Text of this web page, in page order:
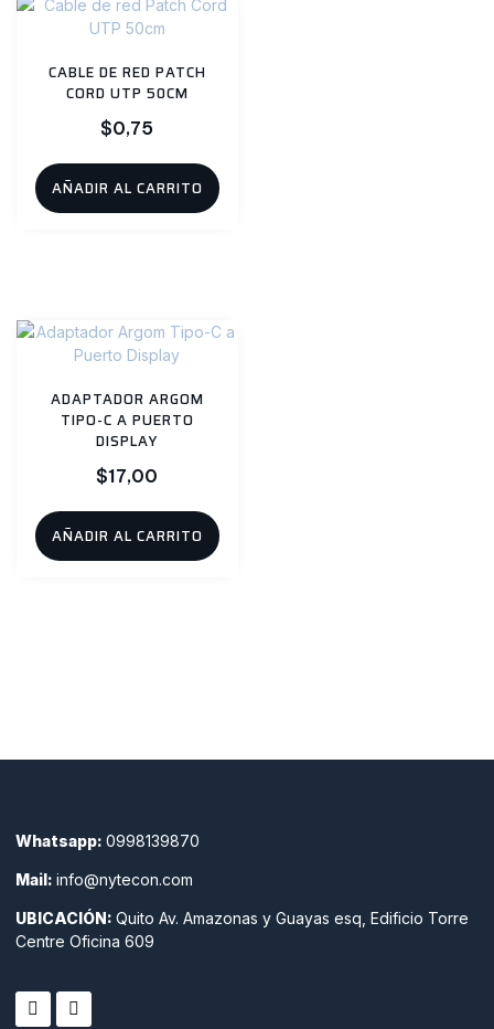
CABLE DE RED PATCH
CORD UTP 50CM
$0,75
AÑADIR AL CARRITO
ADAPTADOR ARGOM
TIPO-C A PUERTO
DISPLAY
$17,00
AÑADIR AL CARRITO
Whatsapp: 0998139870
Mail: info@nytecon.com
UBICACIÓN: Quito Av. Amazonas y Guayas esq, Edificio Torre
Centre Oficina 609